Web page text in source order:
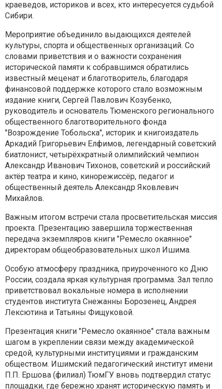
краеведов, историков и всех, кто интересуется судьбой
Сибири.
Мероприятие объединило выдающихся деятелей
культуры, спорта и общественных организаций. Со
словами приветствия и о важности сохранения
исторической памяти к собравшимся обратились
известный меценат и благотворитель, благодаря
финансовой поддержке которого стало возможным
издание книги, Сергей Павлович Козубенко,
руководитель и основатель Тюменского регионального
общественного благотворительного фонда
"Возрождение Тобольска", историк и книгоиздатель
Аркадий Григорьевич Елфимов, легендарный советский
биатлонист, четырёхкратный олимпийский чемпион
Александр Иванович Тихонов, советский и российский
актёр театра и кино, кинорежиссёр, педагог и
общественный деятель Александр Яковлевич
Михайлов.
Важным итогом встречи стала просветительская миссия
проекта. Презентацию завершила торжественная
передача экземпляров книги "Ремесло окаянное"
директорам общеобразовательных школ Ишима.
Особую атмосферу праздника, приуроченного ко Дню
России, создала яркая культурная программа. Зал тепло
приветствовал вокальные номера в исполнении
студентов института Снежанны Борозенец, Андрея
Лексютина и Татьяны Фищуковой.
Презентация книги "Ремесло окаянное" стала важным
шагом в укреплении связи между академической
средой, культурными институциями и гражданским
обществом. Ишимский педагогический институт имени
П.П. Ершова (филиал) ТюмГУ вновь подтвердил статус
площадки, где бережно хранят историческую память и